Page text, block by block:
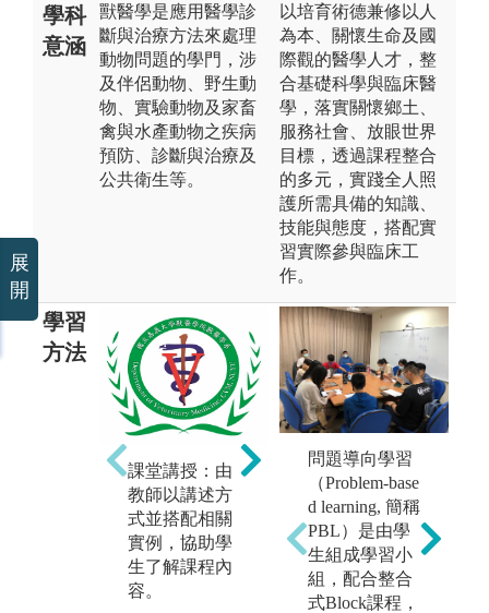
學科
意涵
獸醫學是應用醫學診
斷與治療方法來處理
動物問題的學門，涉
及伴侶動物、野生動
物、實驗動物及家畜
禽與水產動物之疾病
預防、診斷與治療及
公共衛生等。
以培育術德兼修以人
為本、關懷生命及國
際觀的醫學人才，整
合基礎科學與臨床醫
學，落實關懷鄉土、
服務社會、放眼世界
目標，透過課程整合
的多元，實踐全人照
護所需具備的知識、
技能與態度，搭配實
習實際參與臨床工
作。
學習
方法
課堂講授：由
教師以講述方
式並搭配相關
實例，協助學
生了解課程內
容。
團隊學習：藉
由分組報告或
實作，學習人
際交流及合
作，相互啟發
與激盪。
問題導向學習
（Problem-base
d learning, 簡稱
PBL）是由學
生組成學習小
組，配合整合
式Block課程，
展
開